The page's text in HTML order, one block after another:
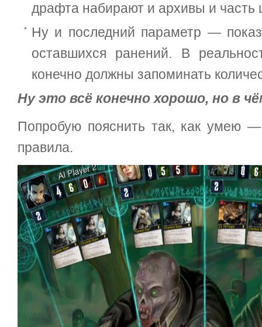
драфта набирают и архивы и часть
Ну и последний параметр —
оставшихся ранений. В
конечно должны запоминать
Ну это всё конечно хорошо, но в
Попробую пояснить так, как умею
правила.